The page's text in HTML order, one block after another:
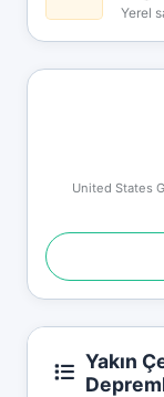
Yerel
United States
Yakın